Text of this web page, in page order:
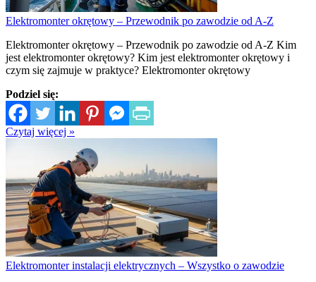
Elektromonter okrętowy – Przewodnik po zawodzie od A-Z
Elektromonter okrętowy – Przewodnik po zawodzie od A-Z Kim
jest elektromonter okrętowy? Kim jest elektromonter okrętowy i
czym się zajmuje w praktyce? Elektromonter okrętowy
Podziel się:
Czytaj więcej »
Elektromonter instalacji elektrycznych – Wszystko o zawodzie